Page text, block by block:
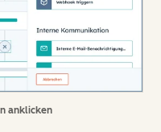
anklicken